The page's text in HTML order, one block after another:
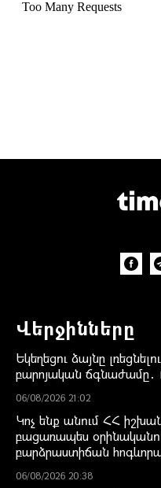
Վերջինները
Եկեղեցու ձայնը
բարոյական ճգնաժամը․
06/08/2026 21:02
Կոչ ենք անում ՀՀ
բացառապես
բարձրաստիճան
06/08/2026 20:38